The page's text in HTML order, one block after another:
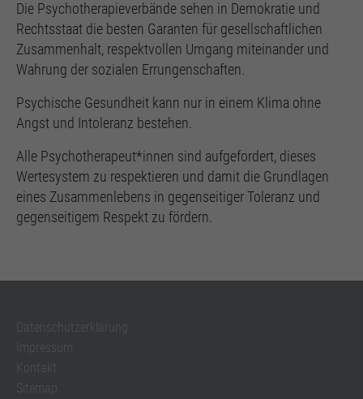
Die Psychotherapieverbände sehen in Demokratie und
Rechtsstaat die besten Garanten für gesellschaftlichen
Zusammenhalt, respektvollen Umgang miteinander und
Wahrung der sozialen Errungenschaften.
Psychische Gesundheit kann nur in einem Klima ohne
Angst und Intoleranz bestehen.
Alle Psychotherapeut*innen sind aufgefordert, dieses
Wertesystem zu respektieren und damit die Grundlagen
eines Zusammenlebens in gegenseitiger Toleranz und
gegenseitigem Respekt zu fördern.
Datenschutzerklärung
Impressum
Kontakt
Sitemap